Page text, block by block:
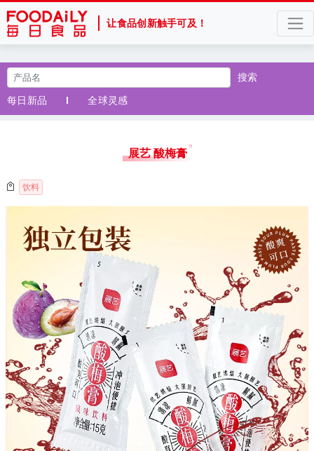
让食品创新触手可及！
搜索
每日新品
全球灵感
展艺 酸梅膏
饮料